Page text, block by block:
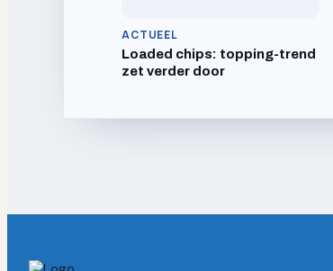
ACTUEEL
Loaded chips: topping-trend
zet verder door